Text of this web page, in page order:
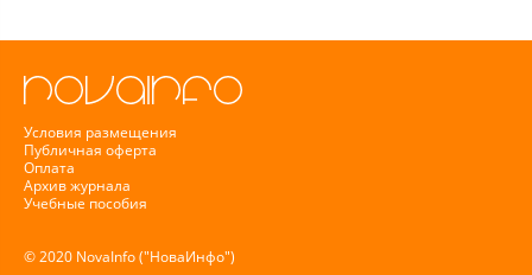
Условия размещения
Публичная оферта
Оплата
Архив журнала
Учебные пособия
© 2020 NovaInfo ("НоваИнфо")